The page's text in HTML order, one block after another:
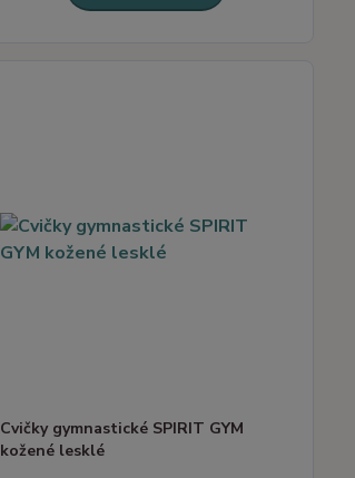
Cvičky gymnastické SPIRIT GYM
kožené lesklé